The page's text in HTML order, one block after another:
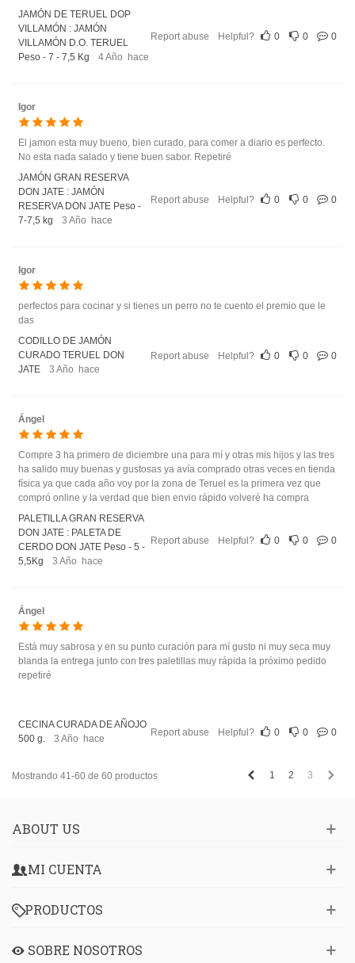
JAMÓN DE TERUEL DOP
VILLAMÓN : JAMÓN
VILLAMÓN D.O. TERUEL
Peso - 7 - 7,5 Kg
4 Año hace
Report abuse Helpful? 0 0 0
Igor
El jamon esta muy bueno, bien curado, para comer a diario es perfecto.
No esta nada salado y tiene buen sabor. Repetiré
JAMÓN GRAN RESERVA
DON JATE : JAMÓN
RESERVA DON JATE Peso -
7-7,5 kg
3 Año hace
Report abuse Helpful? 0 0 0
Igor
perfectos para cocinar y si tienes un perro no te cuento el premio que le
das
CODILLO DE JAMÓN
CURADO TERUEL DON
JATE
3 Año hace
Report abuse Helpful? 0 0 0
Ángel
Compre 3 ha primero de diciembre una para mí y otras mis hijos y las tres
ha salido muy buenas y gustosas ya avía comprado otras veces en tienda
física ya que cada año voy por la zona de Teruel es la primera vez que
compró online y la verdad que bien envio rápido volveré ha compra
PALETILLA GRAN RESERVA
DON JATE : PALETA DE
CERDO DON JATE Peso - 5 -
5,5Kg
3 Año hace
Report abuse Helpful? 0 0 0
Ángel
Está muy sabrosa y en su punto curación para mí gusto ni muy seca muy
blanda la entrega junto con tres paletillas muy rápida la próximo pedido
repetiré
CECINA CURADA DE AÑOJO
500 g.
3 Año hace
Report abuse Helpful? 0 0 0
Mostrando 41-60 de 60 productos Anterior
1 2 3
ABOUT US
MI CUENTA
PRODUCTOS
SOBRE NOSOTROS